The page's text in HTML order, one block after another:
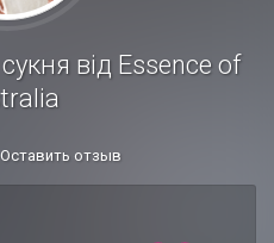
від Essence of
Оставить отзыв